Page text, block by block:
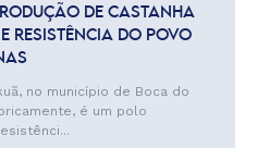
DE CASTANHA
RESISTÊNCIA DO POVO
no município de Boca do
é um polo